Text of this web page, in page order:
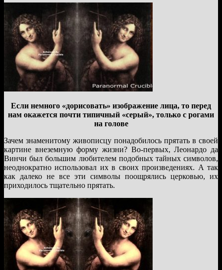
Если немного «дорисовать» изображение лица, то перед
нам окажется почти типичный «серый», только с рогами
на голове
Зачем знаменитому живописцу понадобилось прятать в своей
картине внеземную форму жизни? Во-первых, Леонардо да
Винчи был большим любителем подобных тайных символов,
неоднократно использовал их в своих произведениях. А так
как далеко не все эти символы поощрялись церковью, их
приходилось тщательно прятать.